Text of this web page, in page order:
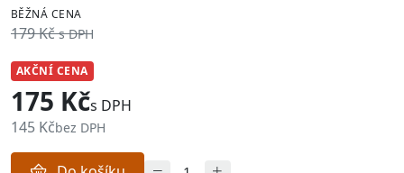
BĚŽNÁ CENA
179 Kč s DPH
AKČNÍ CENA
175 Kčs DPH
145 Kčbez DPH